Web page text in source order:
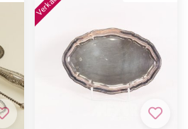
Zur Merkliste hinzufügen Zur